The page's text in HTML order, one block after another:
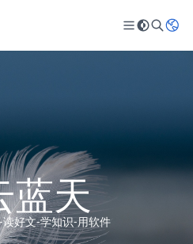
蓝天
好文-学知识-用软件